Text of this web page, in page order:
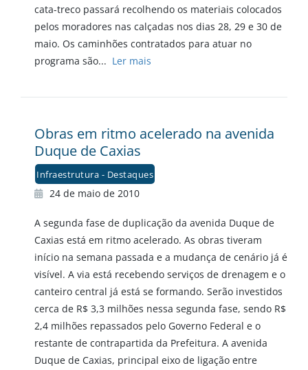
cata-treco passará recolhendo os materiais colocados
pelos moradores nas calçadas nos dias 28, 29 e 30 de
maio. Os caminhões contratados para atuar no
programa são... Ler mais
Obras em ritmo acelerado na avenida
Duque de Caxias
Infraestrutura - Destaques
24 de maio de 2010
A segunda fase de duplicação da avenida Duque de
Caxias está em ritmo acelerado. As obras tiveram
início na semana passada e a mudança de cenário já é
visível. A via está recebendo serviços de drenagem e o
canteiro central já está se formando. Serão investidos
cerca de R$ 3,3 milhões nessa segunda fase, sendo R$
2,4 milhões repassados pelo Governo Federal e o
restante de contrapartida da Prefeitura. A avenida
Duque de Caxias, principal eixo de ligação entre